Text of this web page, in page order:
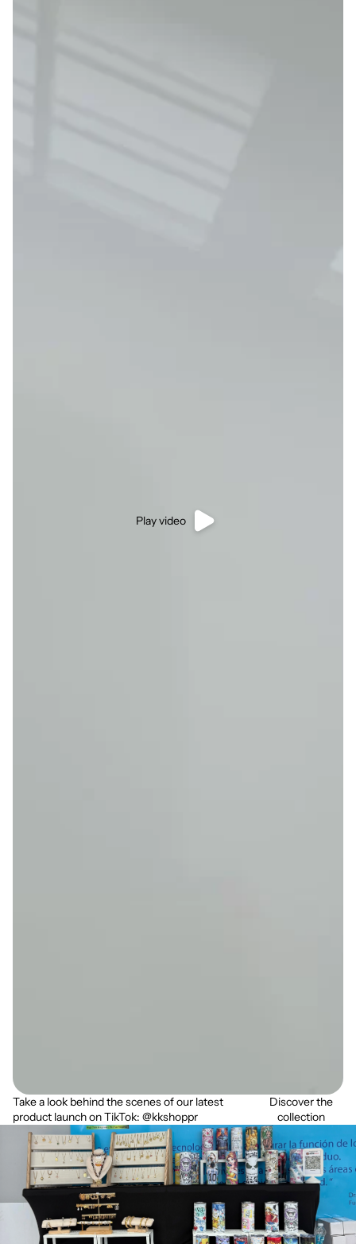
Play video
Take a look behind the scenes of our latest
product launch on TikTok: @kkshoppr
Discover the
collection